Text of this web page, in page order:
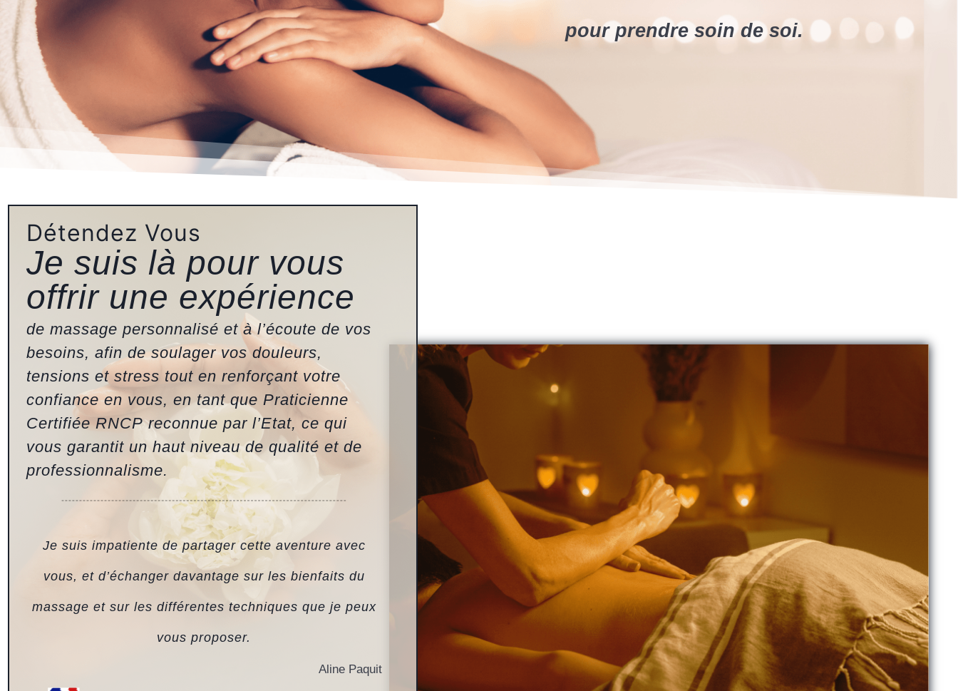
pour prendre soin de soi.
Détendez Vous
Je suis là pour vous
offrir une expérience
de massage personnalisé et à l’écoute de vos
besoins, afin de soulager vos douleurs,
tensions et stress tout en renforçant votre
confiance en vous, en tant que Praticienne
Certifiée RNCP reconnue par l’Etat, ce qui
vous garantit un haut niveau de qualité et de
professionnalisme.
Je suis impatiente de partager cette aventure avec
vous, et d’échanger davantage sur les bienfaits du
massage et sur les différentes techniques que je peux
vous proposer.
Aline Paquit